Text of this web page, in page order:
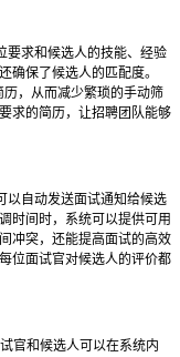
要求和候选人的技能、经验
确保了候选人的匹配度。
，从而减少繁琐的手动筛
求的简历，让招聘团队能够
以自动发送面试通知给候选
时间时，系统可以提供可用
冲突，还能提高面试的高效
位面试官对候选人的评价都
官和候选人可以在系统内